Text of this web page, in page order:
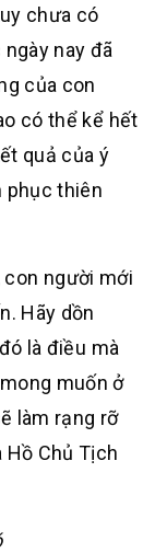
chưa có
nay đã
của con
có thể kể hết
quả của ý
phục thiên
người mới
Hãy dồn
là điều mà
muốn ở
làm rạng rỡ
Chủ Tịch